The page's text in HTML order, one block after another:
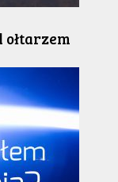
ołtarzem